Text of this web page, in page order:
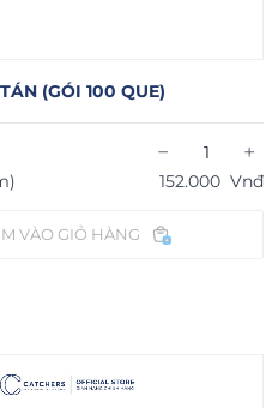
(GÓI 100 QUE)
− +
152.000 Vnđ
VÀO GIỎ HÀNG